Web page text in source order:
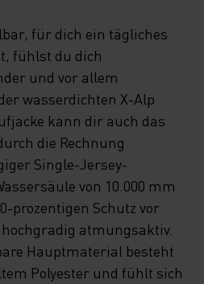
für dich ein tägliches
fühlst du dich
und vor allem
wasserdichten X-Alp
kann dir auch das
die Rechnung
Single-Jersey-
von 10.000 mm
prozentigen Schutz vor
atmungsaktiv.
Hauptmaterial besteht
Polyester und fühlt sich